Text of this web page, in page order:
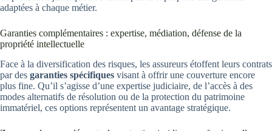
adaptées à chaque métier.
Garanties complémentaires : expertise, médiation, défense de la
propriété intellectuelle
Face à la diversification des risques, les assureurs étoffent leurs contrats
par des garanties spécifiques visant à offrir une couverture encore
plus fine. Qu’il s’agisse d’une expertise judiciaire, de l’accès à des
modes alternatifs de résolution ou de la protection du patrimoine
immatériel, ces options représentent un avantage stratégique.